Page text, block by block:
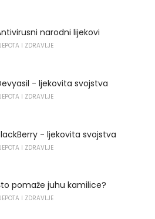
narodni lijekovi
I ZDRAVLJE
- ljekovita svojstva
I ZDRAVLJE
- ljekovita svojstva
I ZDRAVLJE
pomaže juhu kamilice?
I ZDRAVLJE